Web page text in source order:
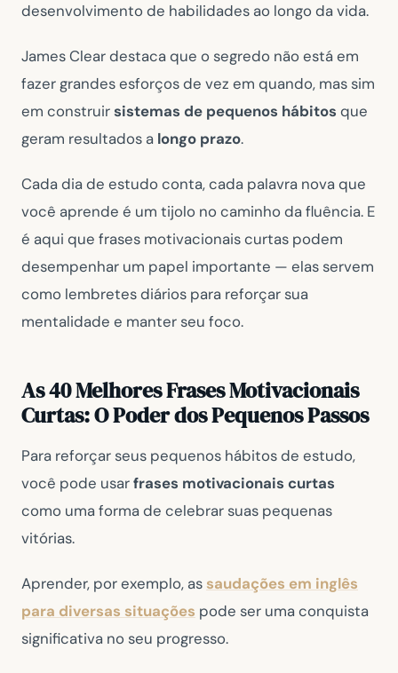
desenvolvimento de habilidades ao longo da vida.
James Clear destaca que o segredo não está em
fazer grandes esforços de vez em quando, mas sim
em construirsistemas de pequenos hábitos que
geram resultados a longo prazo.
Cada dia de estudo conta, cada palavra nova que
você aprende é um tijolo no caminho da fluência. E
é aqui que frases motivacionais curtas podem
desempenhar um papel importante — elas servem
como lembretes diários para reforçar sua
mentalidade e manter seu foco.
As 40 Melhores Frases Motivacionais
Curtas: O Poder dos Pequenos Passos
Para reforçar seus pequenos hábitos de estudo,
você pode usarfrases motivacionais curtas
como uma forma de celebrar suas pequenas
vitórias.
Aprender, por exemplo, as saudações em inglês
para diversas situações pode ser uma conquista
significativa no seu progresso.